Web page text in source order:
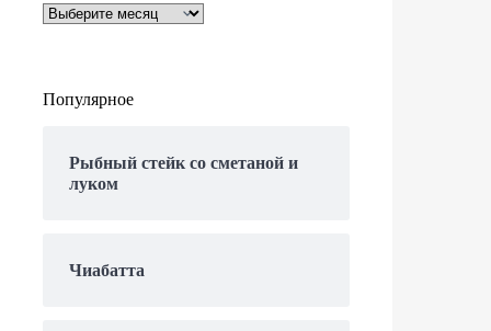
Архивы
Популярное
Рыбный стейк со сметаной и
луком
Чиабатта